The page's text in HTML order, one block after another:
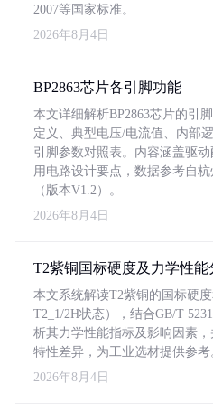
2007等国家标准。
2026年8月4日
BP2863芯片各引脚功能
本文详细解析BP2863芯片的引
定义、典型电压/电流值、内部
引脚参数对照表。内容涵盖驱
用电路设计要点，数据参考自
（版本V1.2）。
2026年8月4日
T2紫铜国标硬度及力学性能
本文系统解读T2紫铜的国标硬
T2_1/2H状态），结合GB/T
析其力学性能指标及影响因素
特性差异，为工业选材提供参考
2026年8月4日